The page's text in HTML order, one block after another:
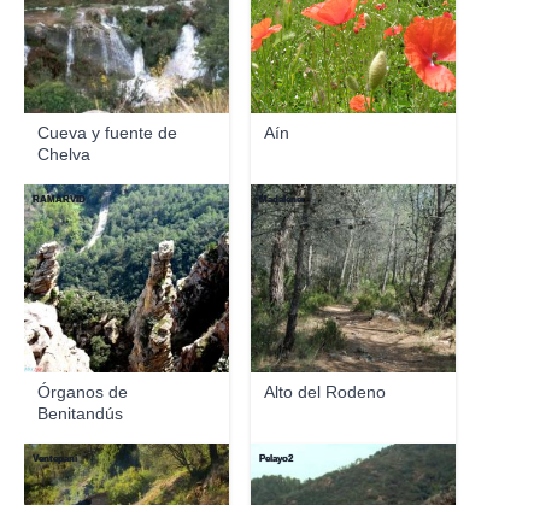
Cueva y fuente de
Chelva
Aín
Órganos de
Benitandús
RAMARVID
Alto del Rodeno
Madalener
Ventepani Pelayo2